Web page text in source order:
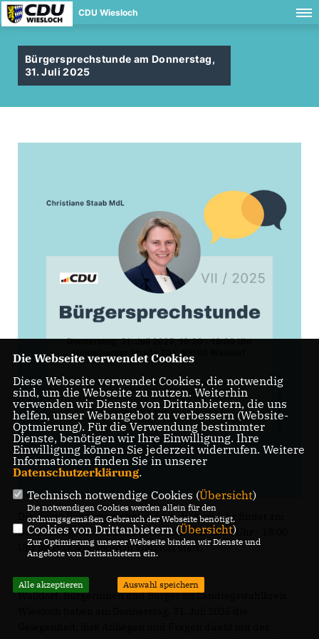
CDU Wiesloch
Bürgersprechstunde am Donnerstag,
31. Juli 2025
Die siebte Bürgersprechstunde in diesem Jahr findet am
Donnerstag, 31. Juli 2025 in der Zeit von 16:30 Uhr - 18:00
Uhr im Wahlkreisbüro in Walldorf statt.
Walldorf. Bürgerinnen und Bürger im Landtagswahlkreis
Die Webseite verwendet Cookies
Diese Webseite verwendet Cookies, die notwendig
sind, um die Webseite zu nutzen. Weiterhin
verwenden wir Dienste von Drittanbietern, die uns
helfen, unser Webangebot zu verbessern (Website-
Optmierung). Für die Verwendung bestimmter
Dienste, benötigen wir Ihre Einwilligung. Ihre
Einwilligung können Sie jederzeit widerrufen. Weitere
Informationen finden Sie in unserer
Datenschutzerklärung.
Technisch notwendige Cookies (Übersicht)
Die notwendigen Cookies werden allein für den
ordnungsgemäßen Gebrauch der Webseite benötigt.
Cookies von Drittanbietern (Übersicht)
Zur Optimierung unserer Webseite binden wir Dienste und
Angebote von Drittanbietern ein.
Alle akzeptieren Auswahl speichern